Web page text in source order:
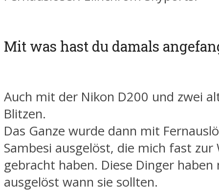
Mit was hast du damals
Auch mit der Nikon D200 und zwei
Blitzen.
Das Ganze wurde dann mit
Sambesi ausgelöst, die mich fast zur
gebracht haben. Diese Dinger haben
ausgelöst wann sie sollten.